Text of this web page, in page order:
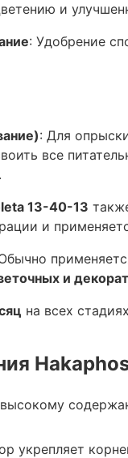
основной
и
: Удобрение
: Для
все
13-40-13
и
и
на всех
укрепляет